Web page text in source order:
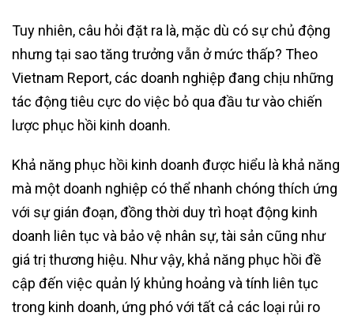
Tuy nhiên, câu hỏi đặt ra là, mặc dù có sự chủ động
nhưng tại sao tăng trưởng vẫn ở mức thấp? Theo
Vietnam Report, các doanh nghiệp đang chịu những
tác động tiêu cực do việc bỏ qua đầu tư vào chiến
lược phục hồi kinh doanh.
Khả năng phục hồi kinh doanh được hiểu là khả năng
mà một doanh nghiệp có thể nhanh chóng thích ứng
với sự gián đoạn, đồng thời duy trì hoạt động kinh
doanh liên tục và bảo vệ nhân sự, tài sản cũng như
giá trị thương hiệu. Như vậy, khả năng phục hồi đề
cập đến việc quản lý khủng hoảng và tính liên tục
trong kinh doanh, ứng phó với tất cả các loại rủi ro